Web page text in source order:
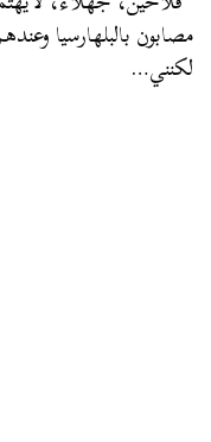
مصابون بالبلهارسيا
لكنني…